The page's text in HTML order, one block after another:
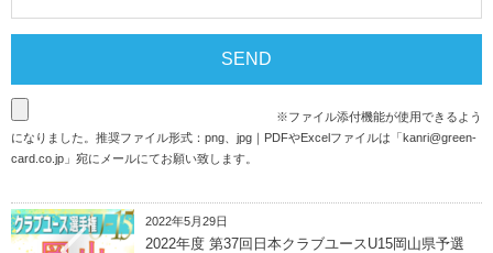
※ファイル添付機能が使用できるよう
になりました。推奨ファイル形式：png、jpg｜PDFやExcelファイルは「kanri@green-
card.co.jp 」宛にメールにてお願い致します。
2022年5月29日
2022年度 第37回日本クラブユースU15岡山県予選